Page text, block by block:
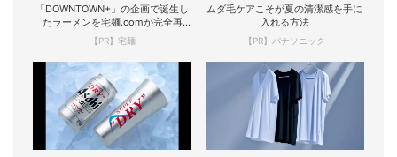
「DOWNTOWN+」の企画で誕生し
たラーメンを宅麺.comが完全再
現！
【PR】宅麺
ムダ毛ケアこそが夏の清潔感を手に
入れる方法
【PR】パナソニック